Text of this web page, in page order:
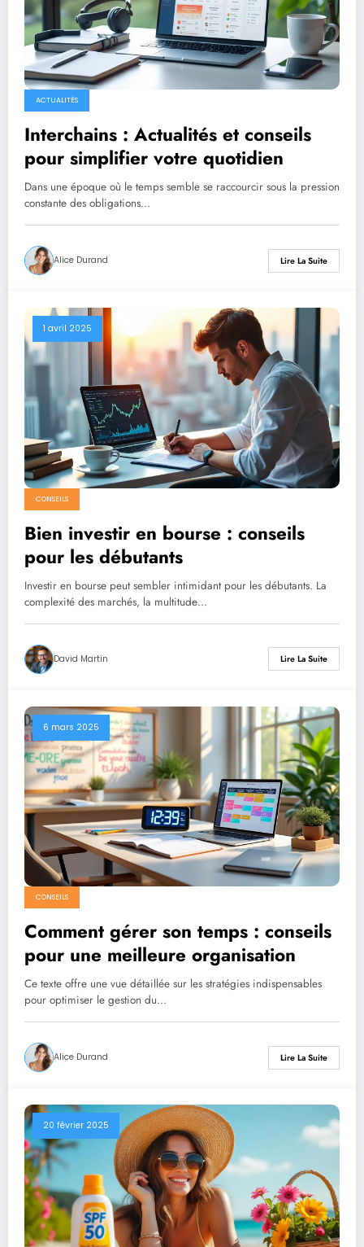
ACTUALITÉS
Interchains : Actualités et conseils
pour simplifier votre quotidien
Dans une époque où le temps semble se raccourcir sous la pression
constante des obligations…
Alice Durand Lire La Suite
1 avril 2025
CONSEILS
Bien investir en bourse : conseils
pour les débutants
Investir en bourse peut sembler intimidant pour les débutants. La
complexité des marchés, la multitude…
David Martin Lire La Suite
6 mars 2025
CONSEILS
Comment gérer son temps : conseils
pour une meilleure organisation
Ce texte offre une vue détaillée sur les stratégies indispensables
pour optimiser le gestion du…
Alice Durand Lire La Suite
20 février 2025